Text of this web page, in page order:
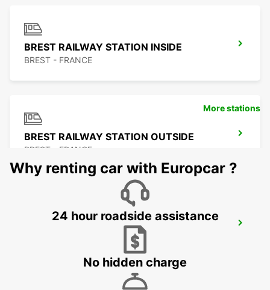
BREST RAILWAY STATION INSIDE
BREST - FRANCE
BREST RAILWAY STATION OUTSIDE
BREST - FRANCE
More stations
Why renting car with Europcar ?
24 hour roadside assistance
No hidden charge